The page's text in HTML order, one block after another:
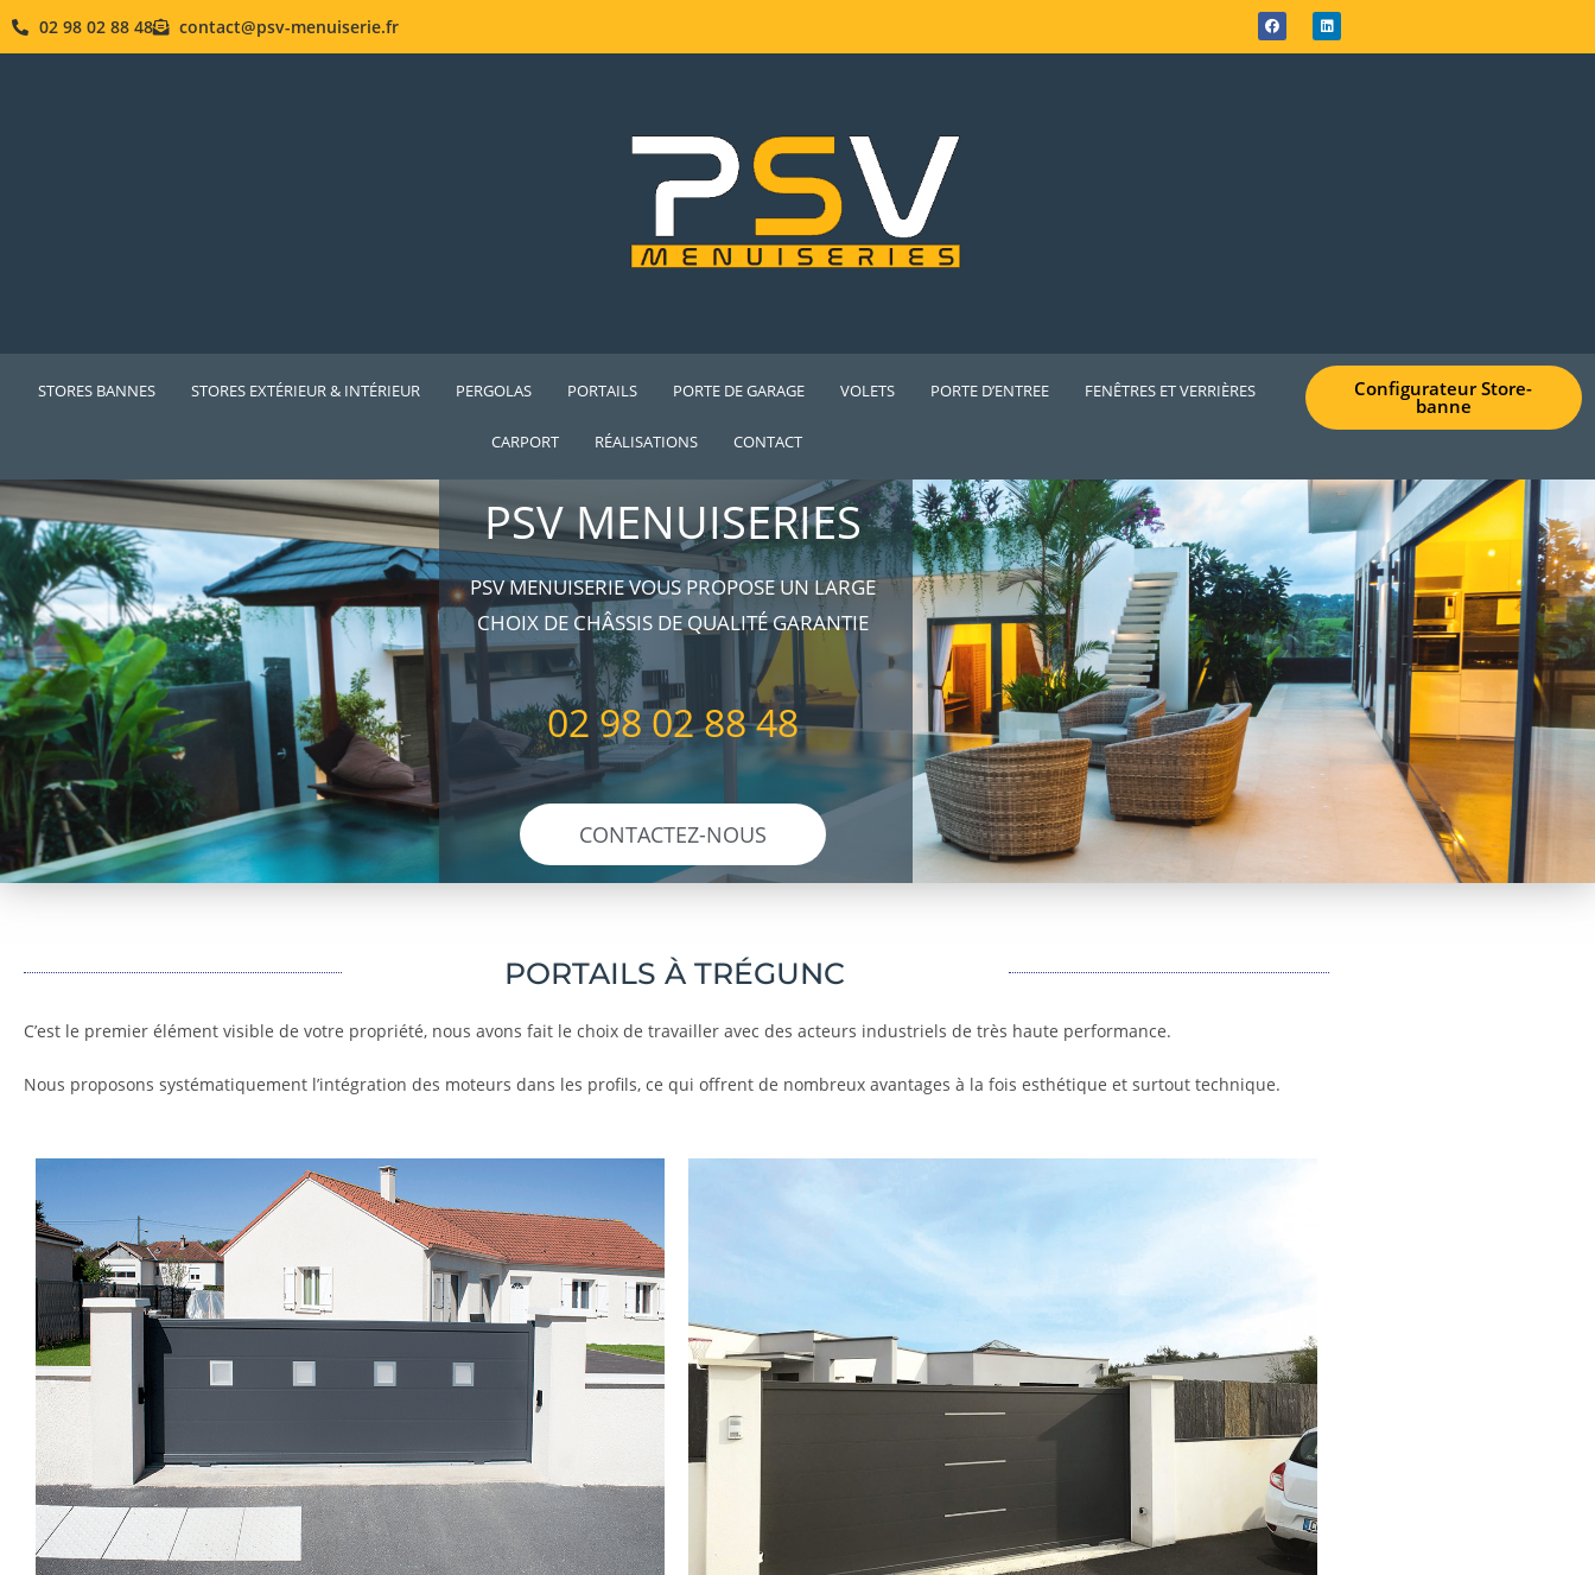
02 98 02 88 48 contact@psv-menuiserie.fr
STORES BANNES STORES EXTÉRIEUR & INTÉRIEUR PERGOLAS PORTAILS PORTE DE GARAGE VOLETS PORTE D’ENTREE FENÊTRES ET VERRIÈRES
CARPORT RÉALISATIONS CONTACT
Configurateur Store-
banne
PSV MENUISERIES
PSV MENUISERIE VOUS PROPOSE UN LARGE
CHOIX DE CHÂSSIS DE QUALITÉ GARANTIE
02 98 02 88 48
CONTACTEZ-NOUS
PORTAILS À TRÉGUNC
C’est le premier élément visible de votre propriété, nous avons fait le choix de travailler avec des acteurs industriels de très haute performance.
Nous proposons systématiquement l’intégration des moteurs dans les profils, ce qui offrent de nombreux avantages à la fois esthétique et surtout technique.